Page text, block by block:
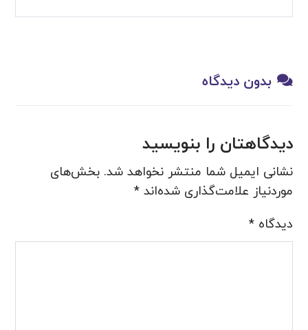
بدون دیدگاه
دیدگاهتان را بنویسید
نشانی ایمیل شما منتشر نخواهد شد. بخش‌های
موردنیاز علامت‌گذاری شده‌اند*
دیدگاه*